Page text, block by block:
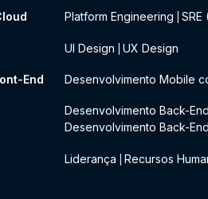
Platform Engineering SRE
UI Design UX Design
End Desenvolvimento Mobile
Desenvolvimento Back-
Desenvolvimento Back-
Liderança Recursos